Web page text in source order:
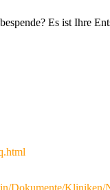
Es ist Ihre
Dokumente/Kliniken/